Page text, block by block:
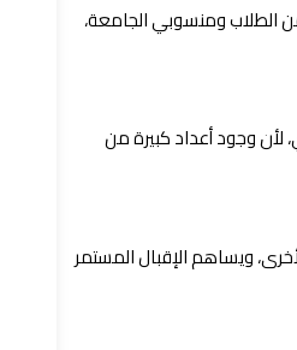
الطلاب ومنسوبي الجامعة،
لأن وجود أعداد كبيرة من
ويساهم الإقبال المستمر